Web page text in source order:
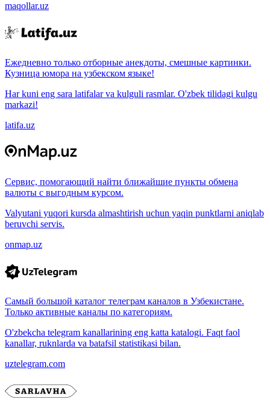
maqollar.uz
Ежедневно только отборные анекдоты, смешные картинки.
Кузница юмора на узбекском языке!
Har kuni eng sara latifalar va kulguli rasmlar. O'zbek tilidagi kulgu
markazi!
latifa.uz
Сервис, помогающий найти ближайшие пункты обмена
валюты с выгодным курсом.
Valyutani yuqori kursda almashtirish uchun yaqin punktlarni aniqlab
beruvchi servis.
onmap.uz
Самый большой каталог телеграм каналов в Узбекистане.
Только активные каналы по категориям.
O'zbekcha telegram kanallarining eng katta katalogi. Faqt faol
kanallar, ruknlarda va batafsil statistikasi bilan.
uztelegram.com